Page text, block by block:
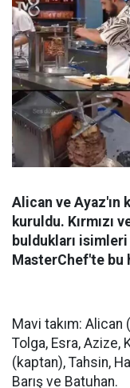
Alican ve Ayaz'ın
kuruldu. Kırmızı
buldukları isimleri
MasterChef'te bu
Mavi takım: Alican
Tolga, Esra, Azize,
(kaptan), Tahsin,
Barış ve Batuhan.